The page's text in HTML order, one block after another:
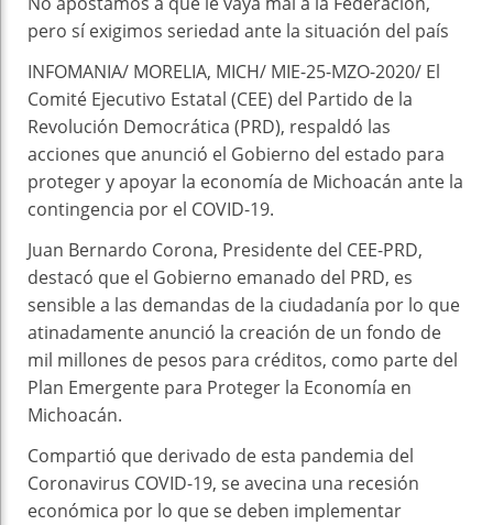
pero sí exigimos seriedad ante la situación del país
INFOMANIA/ MORELIA, MICH/ MIE-25-MZO-2020/ El
Comité Ejecutivo Estatal (CEE) del Partido de la
Revolución Democrática (PRD), respaldó las
acciones que anunció el Gobierno del estado para
proteger y apoyar la economía de Michoacán ante la
contingencia por el COVID-19.
Juan Bernardo Corona, Presidente del CEE-PRD,
destacó que el Gobierno emanado del PRD, es
sensible a las demandas de la ciudadanía por lo que
atinadamente anunció la creación de un fondo de
mil millones de pesos para créditos, como parte del
Plan Emergente para Proteger la Economía en
Michoacán.
Compartió que derivado de esta pandemia del
Coronavirus COVID-19, se avecina una recesión
económica por lo que se deben implementar